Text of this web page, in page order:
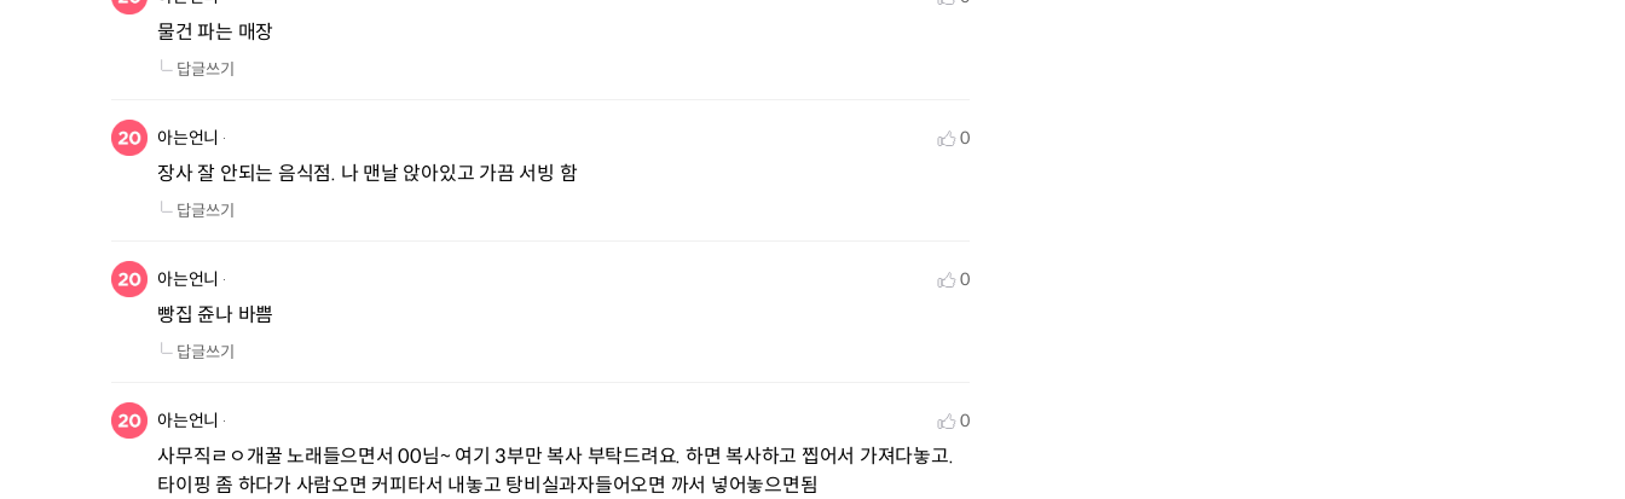
물건 파는 매장
답글쓰기
아는언니 0
장사 잘 안되는 음식점. 나 맨날 앉아있고 가끔 서빙 함
답글쓰기
아는언니 0
빵집 쥰나 바쁨
답글쓰기
아는언니 0
사무직ㄹㅇ개꿀 노래들으면서 00님~ 여기 3부만 복사 부탁드려요. 하면 복사하고 찝어서 가져다놓고.
타이핑 좀 하다가 사람오면 커피타서 내놓고 탕비실과자들어오면 까서 넣어놓으면됨